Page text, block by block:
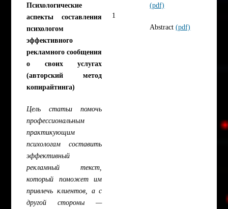
Психологические
аспекты составления
психологом
эффективного
рекламного сообщения
о своих услугах
(авторский метод
копирайтинга)
Цель статьи помочь
профессиональным
практикующим
психологам составить
эффективный
рекламный текст,
который поможет им
привлечь клиентов, а с
другой стороны —
1
(pdf)
Abstract(pdf)